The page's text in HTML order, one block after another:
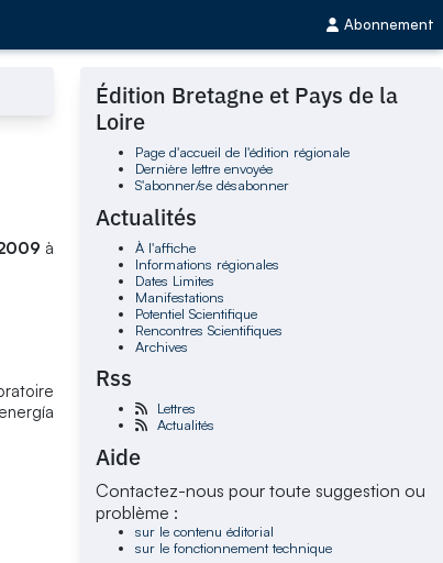
Abonnement
à
Édition Bretagne et Pays de la
Loire
Page d'accueil de l'édition régionale
Dernière lettre envoyée
S'abonner/se désabonner
Actualités
À l'affiche
Informations régionales
Dates Limites
Manifestations
Potentiel Scientifique
Rencontres Scientifiques
Archives
Rss
Lettres
Actualités
Aide
Contactez-nous pour toute suggestion ou
problème :
sur le contenu éditorial
sur le fonctionnement technique